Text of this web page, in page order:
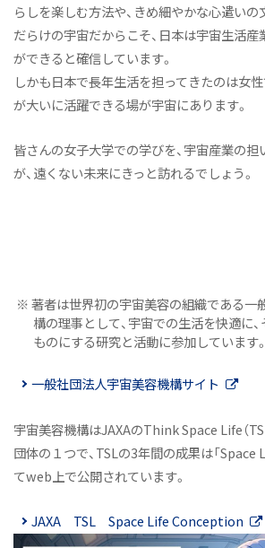
らしを楽しむ方法や、きめ細やかな心遣い
だらけの宇宙だからこそ、日本は宇宙生活
ができると確信しています。
しかも日本で長年生活を担ってきたのは女
が大いに活躍できる場が宇宙にあります。
皆さんの女子大学での学びを、宇宙産業の
が、遠くない未来にきっと訪れるでしょう。
※ 著者は世界初の宇宙美容の組織である一
構の理事として、宇宙での生活を快適に
ものにする研究と活動に参加しています。
一般社団法人宇宙美容機構サイト
宇宙美容機構はJAXAのThink Space Life（
団体の１つで、TSLの3年間の成果は「
てweb上で公開されています。
JAXA TSL Space Life Conception